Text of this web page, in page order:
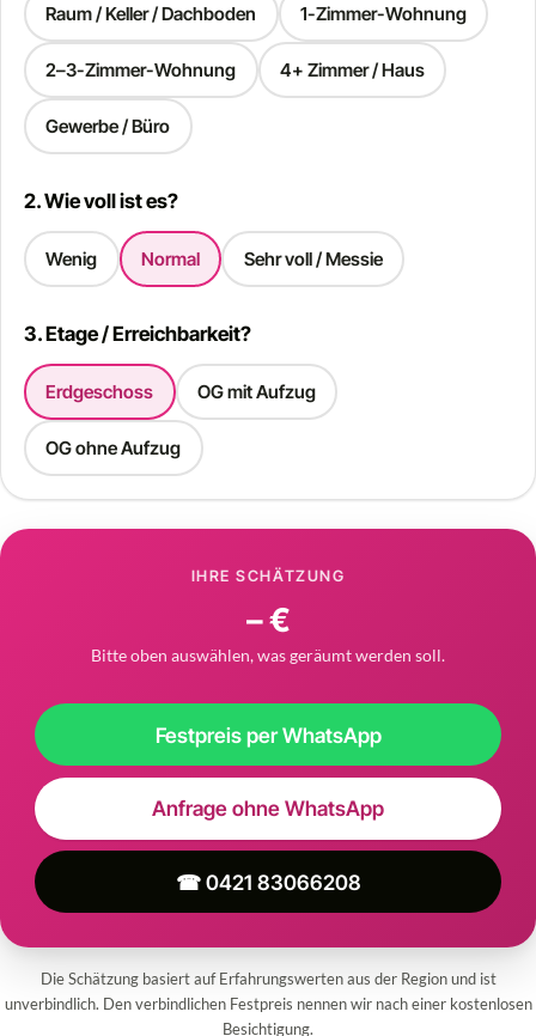
Raum / Keller / Dachboden 1-Zimmer-Wohnung
2–3-Zimmer-Wohnung 4+ Zimmer / Haus
Gewerbe / Büro
2. Wie voll ist es?
Wenig Normal Sehr voll / Messie
3. Etage / Erreichbarkeit?
Erdgeschoss OG mit Aufzug
OG ohne Aufzug
IHRE SCHÄTZUNG
– €
Bitte oben auswählen, was geräumt werden soll.
Festpreis per WhatsApp
Anfrage ohne WhatsApp
☎ 0421 83066208
Die Schätzung basiert auf Erfahrungswerten aus der Region und ist
unverbindlich. Den verbindlichen Festpreis nennen wir nach einer kostenlosen
Besichtigung.